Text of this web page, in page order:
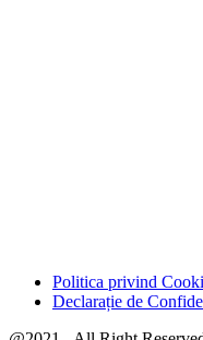
Politica privind
Declarație de